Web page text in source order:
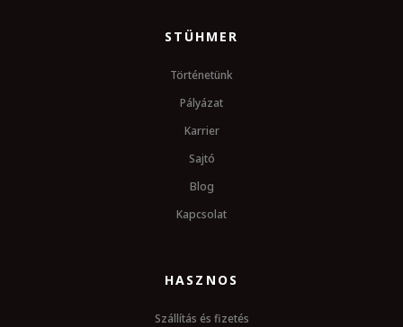
STÜHMER
Történetünk
Pályázat
Karrier
Sajtó
Blog
Kapcsolat
HASZNOS
Szállítás és fizetés